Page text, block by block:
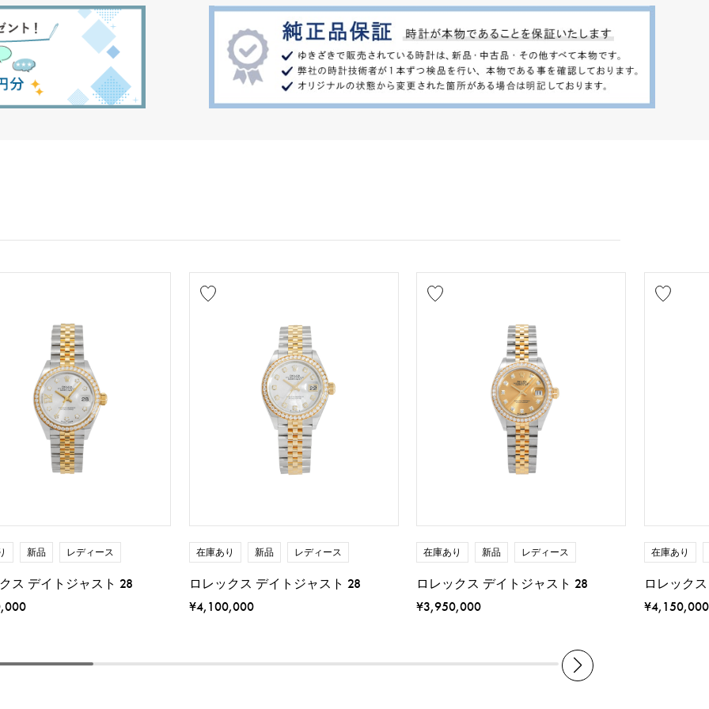
新品 レディース
ス デイトジャスト 28
在庫あり 新品 レディース
ロレックス デイトジャスト 28
¥4,100,000
在庫あり 新品 レディース
ロレックス デイトジャスト 28
¥3,950,000
在庫あり
ロレック
¥4,150,000